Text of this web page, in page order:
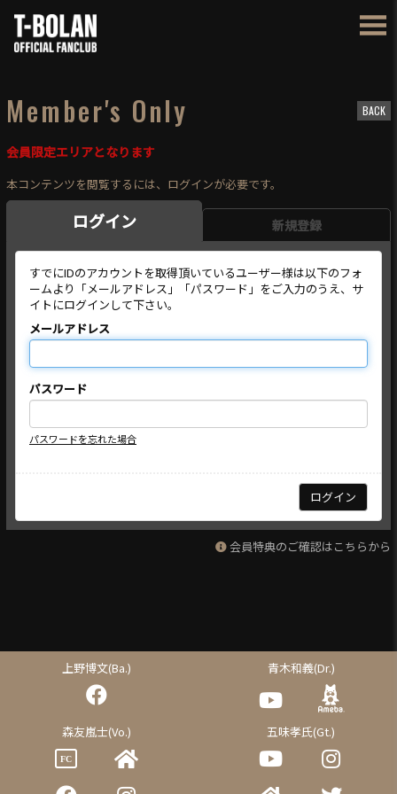
Member's Only BACK
会員限定エリアとなります
本コンテンツを閲覧するには、ログインが必要です。
ログイン 新規登録
すでにIDのアカウントを取得頂いているユーザー様は以下のフォ
ームより「メールアドレス」「パスワード」をご入力のうえ、サ
イトにログインして下さい。
メールアドレス
パスワード
パスワードを忘れた場合
会員特典のご確認はこちらから
上野博文(Ba.) 青木和義(Dr.)
森友嵐士(Vo.) 五味孝氏(Gt.)